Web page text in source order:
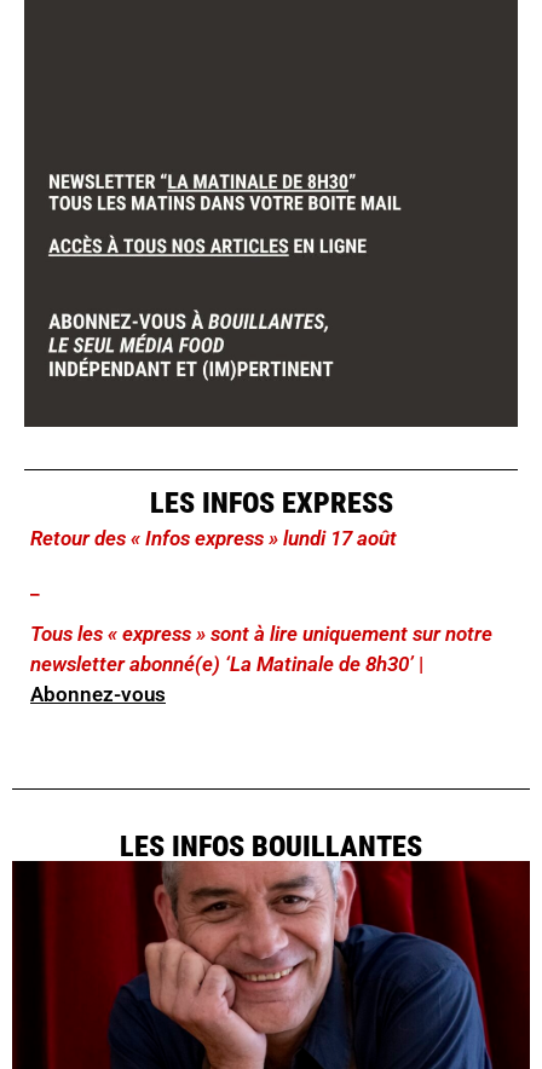
LES INFOS EXPRESS
Retour des « Infos express » lundi 17 août
Tous les « express » sont à lire uniquement sur notre
newsletter abonné(e) ‘La Matinale de 8h30’ |
Abonnez-vous
LES INFOS BOUILLANTES